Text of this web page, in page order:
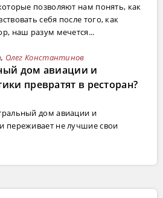
позволяют нам понять, как
себя после того, как
наш разум мечется...
, Олег Константинов
дом авиации и
превратят в ресторан?
дом авиации и
переживает не лучшие свои